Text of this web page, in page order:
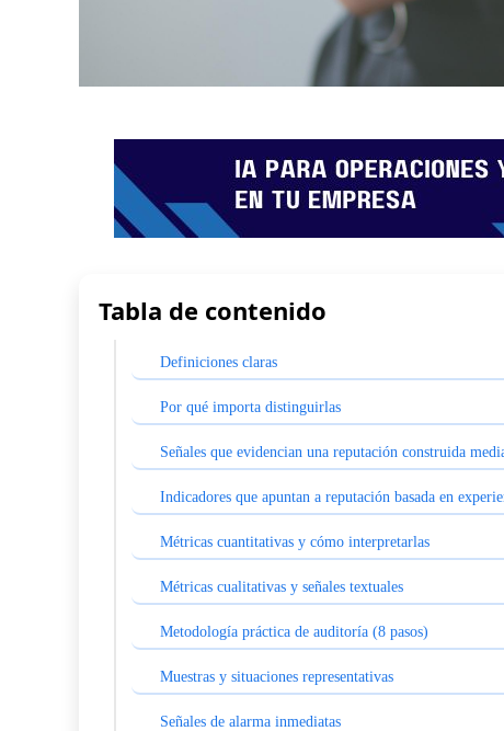
Tabla de contenido
Definiciones claras
Por qué importa distinguirlas
Señales que evidencian una reputación construida
Indicadores que apuntan a reputación basada en
Métricas cuantitativas y cómo interpretarlas
Métricas cualitativas y señales textuales
Metodología práctica de auditoría (8 pasos)
Muestras y situaciones representativas
Señales de alarma inmediatas